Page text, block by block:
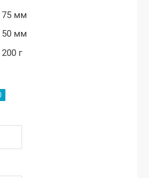
75 мм
50 мм
200 г